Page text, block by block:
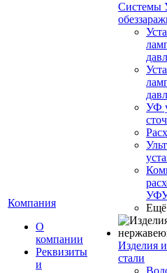
Компания
О
компании
Реквизиты
и
Системы
УФ
Ещё
Изделия
стали